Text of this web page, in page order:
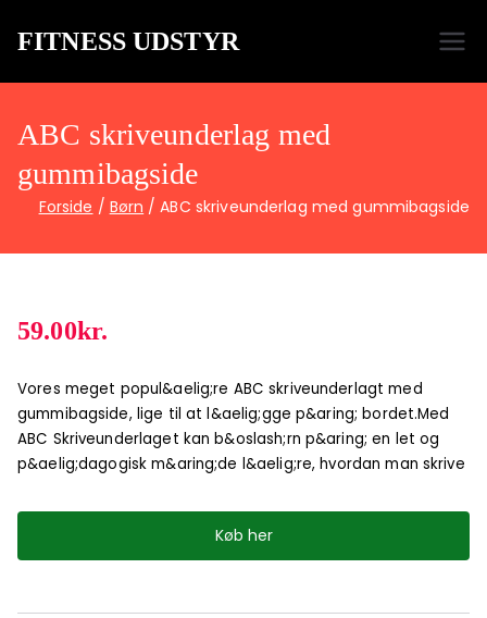
FITNESS UDSTYR
ABC skriveunderlag med
gummibagside
Forside Børn ABC skriveunderlag med gummibagside
59.00kr.
Vores meget popul&aelig;re ABC skriveunderlagt med
gummibagside, lige til at l&aelig;gge p&aring; bordet.Med
ABC Skriveunderlaget kan b&oslash;rn p&aring; en let og
p&aelig;dagogisk m&aring;de l&aelig;re, hvordan man skrive
Køb her